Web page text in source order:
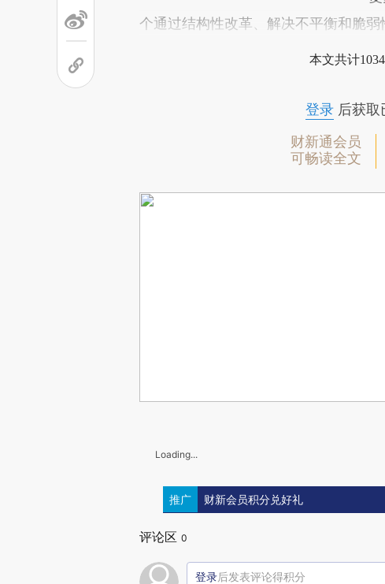
个通过结构性改革、解决不平衡和脆
本文共计
登录后获取
财新通会员
可畅读全文
Loading...
推广 财新会员积分兑好礼
评论区 0
登录后发表评论得积分